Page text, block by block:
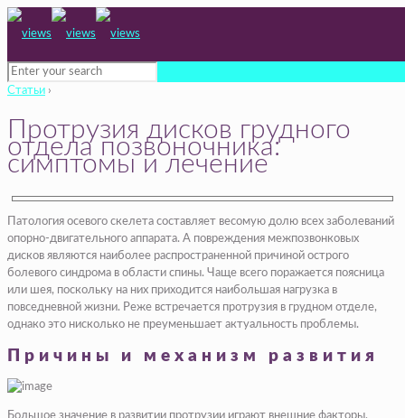
Статьи ›
Протрузия дисков грудного
отдела позвоночника:
симптомы и лечение
Патология осевого скелета составляет весомую долю всех заболеваний
опорно-двигательного аппарата. А повреждения межпозвонковых
дисков являются наиболее распространенной причиной острого
болевого синдрома в области спины. Чаще всего поражается поясница
или шея, поскольку на них приходится наибольшая нагрузка в
повседневной жизни. Реже встречается протрузия в грудном отделе,
однако это нисколько не преуменьшает актуальность проблемы.
Причины и механизм развития